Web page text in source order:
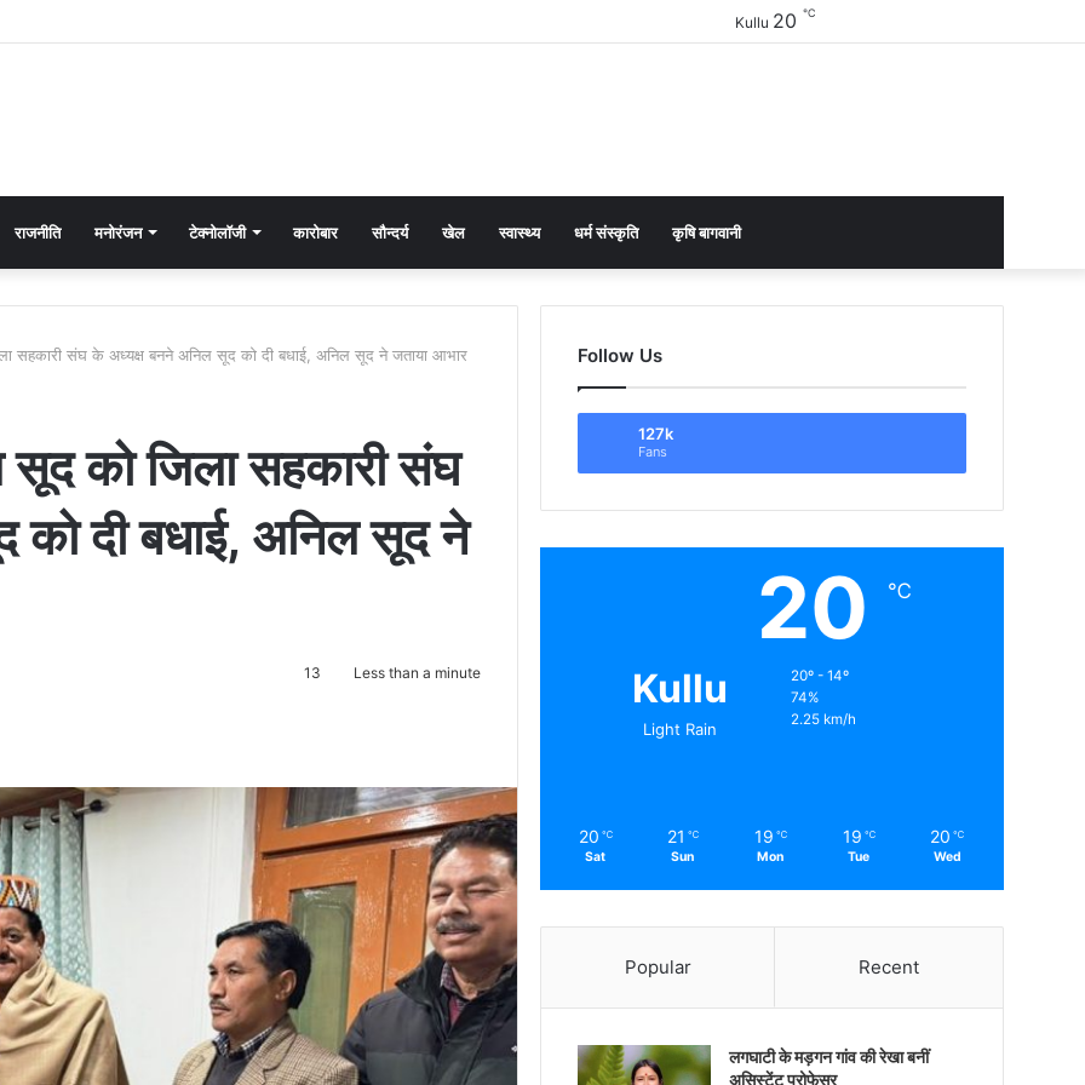
Kullu 20 ℃
राजनीति मनोरंजन टेक्नोलॉजी कारोबार सौन्दर्य खेल स्वास्थ्य धर्म संस्कृति कृषि बागवानी
सहकारी संघ के अध्यक्ष बनने अनिल सूद को दी बधाई, अनिल सूद ने जताया आभार
को जिला सहकारी संघ
दी बधाई, अनिल सूद ने
13 Less than a minute
Follow Us
127k
Fans
Kullu
Light Rain
20 ℃
20º - 14º
74%
2.25 km/h
20 ℃
Sat
21 ℃
Sun
19 ℃
Mon
19 ℃
Tue
20 ℃
Wed
Popular Recent
लगघाटी के मड़गन गांव की रेखा बनीं
असिस्टेंट प्रोफेसर